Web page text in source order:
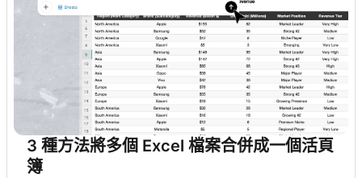
3 種方法將多個 Excel 檔案合併成一個活頁
簿